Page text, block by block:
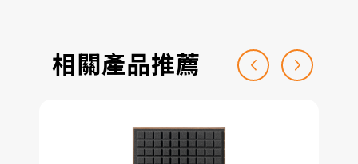
相關產品推薦